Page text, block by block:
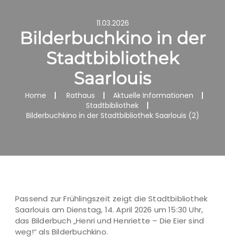
11.03.2026
Bilderbuchkino in der
Stadtbibliothek
Saarlouis
Home Rathaus
Aktuelle Informationen
Stadtbibliothek
Bilderbuchkino in der Stadtbibliothek Saarlouis (2)
Passend zur Frühlingszeit zeigt die Stadtbibliothek
Saarlouis am Dienstag, 14. April 2026 um 15:30 Uhr,
das Bilderbuch „Henri und Henriette – Die Eier sind
weg!“ als Bilderbuchkino.